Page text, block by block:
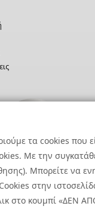
τα cookies που
Με την
Μπορείτε να
στην
στο κουμπί «ΔΕΝ